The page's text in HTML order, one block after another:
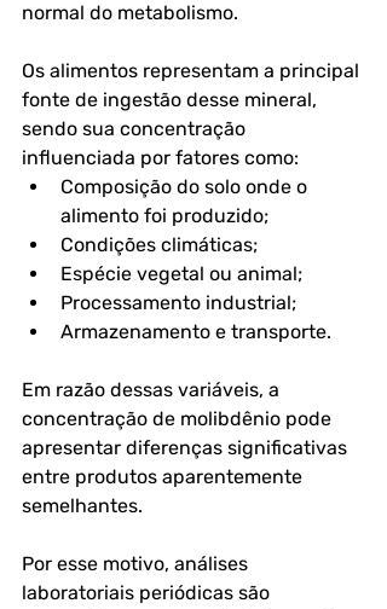
normal do metabolismo.
Os alimentos representam a principal
fonte de ingestão desse mineral,
sendo sua concentração
influenciada por fatores como:
Composição do solo onde o
alimento foi produzido;
Condições climáticas;
Espécie vegetal ou animal;
Processamento industrial;
Armazenamento e transporte.
Em razão dessas variáveis, a
concentração de molibdênio pode
apresentar diferenças significativas
entre produtos aparentemente
semelhantes.
Por esse motivo, análises
laboratoriais periódicas são